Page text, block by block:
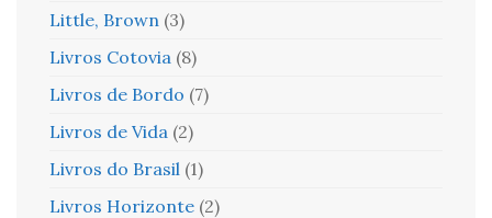
Little, Brown (3)
Livros Cotovia (8)
Livros de Bordo (7)
Livros de Vida (2)
Livros do Brasil (1)
Livros Horizonte (2)